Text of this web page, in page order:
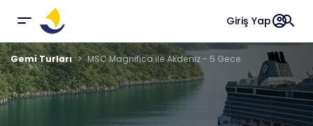
Giriş Yapaccount_circlesearch
Gemi Turları MSC Magnifica ile Akdeniz - 5 Gece